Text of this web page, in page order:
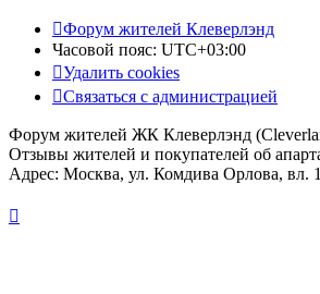
Форум жителей Клеверлэнд
Часовой пояс: UTC+03:00
Удалить cookies
Связаться с администрацией
Форум жителей ЖК Клеверлэнд
Отзывы жителей и покупателей об
Адрес: Москва, ул. Комдива Орлова, вл. 1